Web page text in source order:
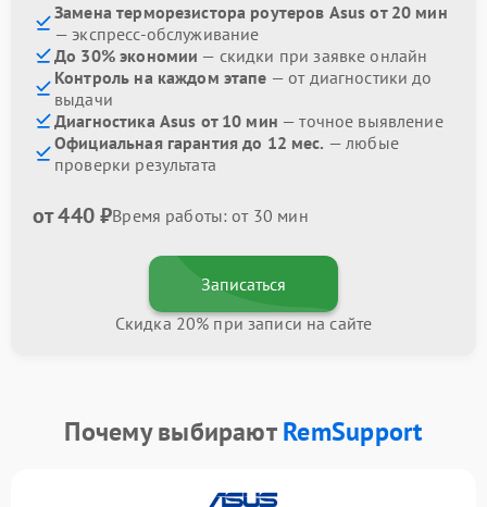
Замена терморезистора роутеров Asus от 20 мин
— экспресс-обслуживание
До 30% экономии — скидки при заявке онлайн
Контроль на каждом этапе — от диагностики до
выдачи
Диагностика Asus от 10 мин — точное выявление
Официальная гарантия до 12 мес. — любые
проверки результата
от 440 ₽Время работы: от 30 мин
Записаться
Скидка 20% при записи на сайте
Почему выбираютRemSupport